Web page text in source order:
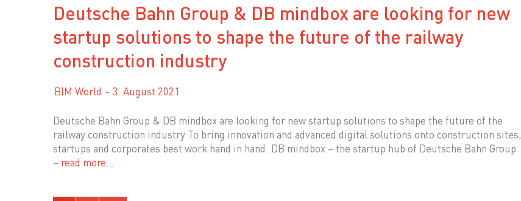
Deutsche Bahn Group & DB mindbox are looking for new
startup solutions to shape the future of the railway
construction industry
BIM World 3. August 2021
Deutsche Bahn Group & DB mindbox are looking for new startup solutions to shape the future of the
railway construction industry To bring innovation and advanced digital solutions onto construction sites,
startups and corporates best work hand in hand. DB mindbox – the startup hub of Deutsche Bahn Group
– read more…